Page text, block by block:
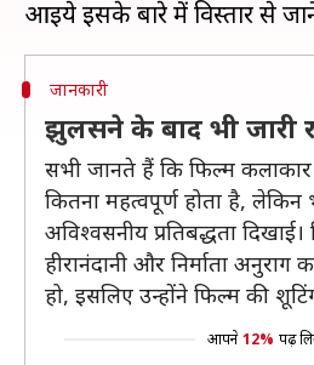
जानकारी
झुलसने के बाद भी जारी
सभी जानते हैं कि फिल्म
कितना महत्वपूर्ण होता है,
अविश्वसनीय प्रतिबद्धता
हीरानंदानी और निर्माता
हो, इसलिए उन्होंने फिल्म की
आपने 12% पढ़